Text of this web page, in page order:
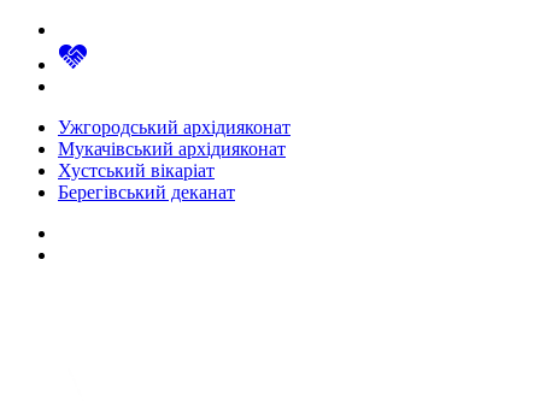
Ужгородський архідияконат
Мукачівський архідияконат
Хустський вікаріат
Берегівський деканат